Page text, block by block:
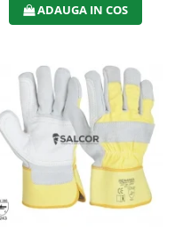
ADAUGA IN COS